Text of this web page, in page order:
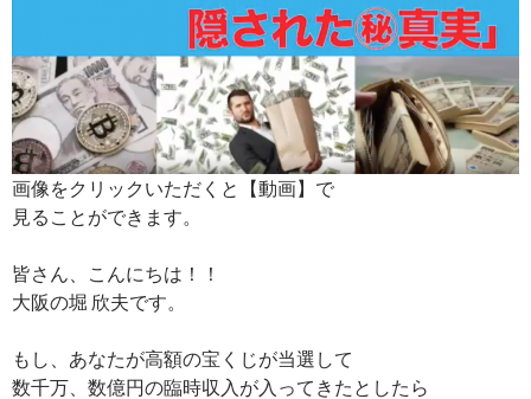
画像をクリックいただくと【動画】で
見ることができます。
皆さん、こんにちは！！
大阪の堀 欣夫です。
もし、あなたが高額の宝くじが当選して
数千万、数億円の臨時収入が入ってきたとしたら